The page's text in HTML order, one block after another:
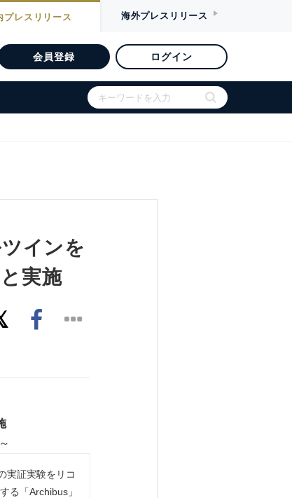
プレスリリース 海外プレスリリース
会員登録 ログイン
インを
実施
実証実験をリコ
る「Archibus」